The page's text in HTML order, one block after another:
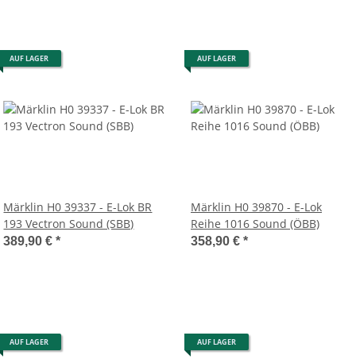
AUF LAGER
Märklin H0 39337 - E-Lok BR
193 Vectron Sound (SBB)
389,90 €*
AUF LAGER
Märklin H0 39870 - E-Lok
Reihe 1016 Sound (ÖBB)
358,90 € *
AUF LAGER AUF LAGER